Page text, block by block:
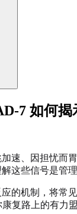
7 如何
速、因担忧而
这些信号是管
的机制，将常
复路上的有力盟